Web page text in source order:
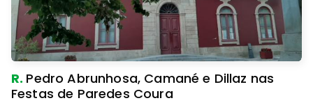
R. Pedro Abrunhosa, Camané e Dillaz nas
Festas de Paredes Coura